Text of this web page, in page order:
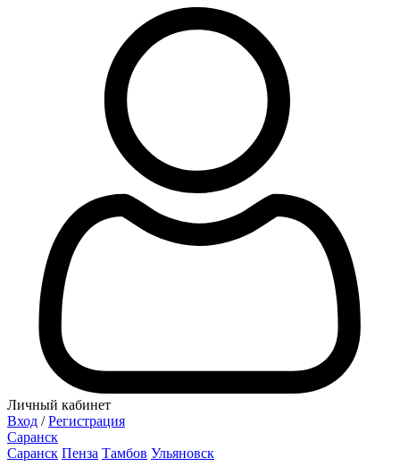
Личный кабинет
Вход / Регистрация
Саранск
Саранск Пенза Тамбов Ульяновск